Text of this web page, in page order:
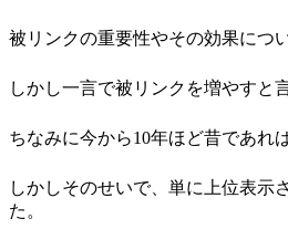
被リンクの重要性やその効果につ
しかし一言で被リンクを増やすと
ちなみに今から10年ほど昔であれ
しかしそのせいで、単に上位表示
た。